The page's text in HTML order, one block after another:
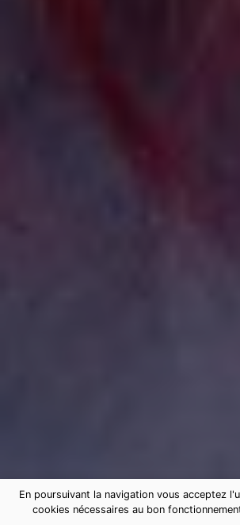
En poursuivant la navigation vous acceptez
cookies nécessaires au bon